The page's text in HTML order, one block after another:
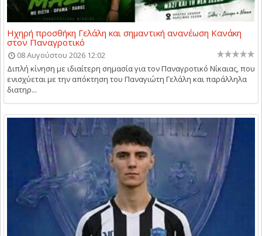
Ηχηρή προσθήκη Γελάλη και σημαντική ανανέωση Κανάκη
στον Παναγροτικό
08 Αυγούστου 2026 12:02
Διπλή κίνηση με ιδιαίτερη σημασία για τον Παναγροτικό Νίκαιας, που
ενισχύεται με την απόκτηση του Παναγιώτη Γελάλη και παράλληλα
διατηρ...